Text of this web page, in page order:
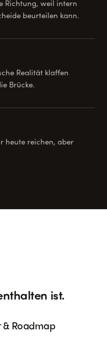
Richtung, weil intern
beurteilen kann.
Realität klaffen
Brücke.
heute reichen, aber
ist.
& Roadmap